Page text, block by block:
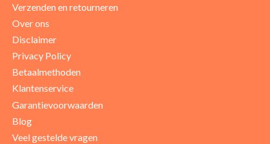
Uw beoordeling
Verzenden en retourneren
Over ons
Disclaimer
Privacy Policy
Betaalmethoden
Klantenservice
Garantievoorwaarden
Blog
Veel gestelde vragen